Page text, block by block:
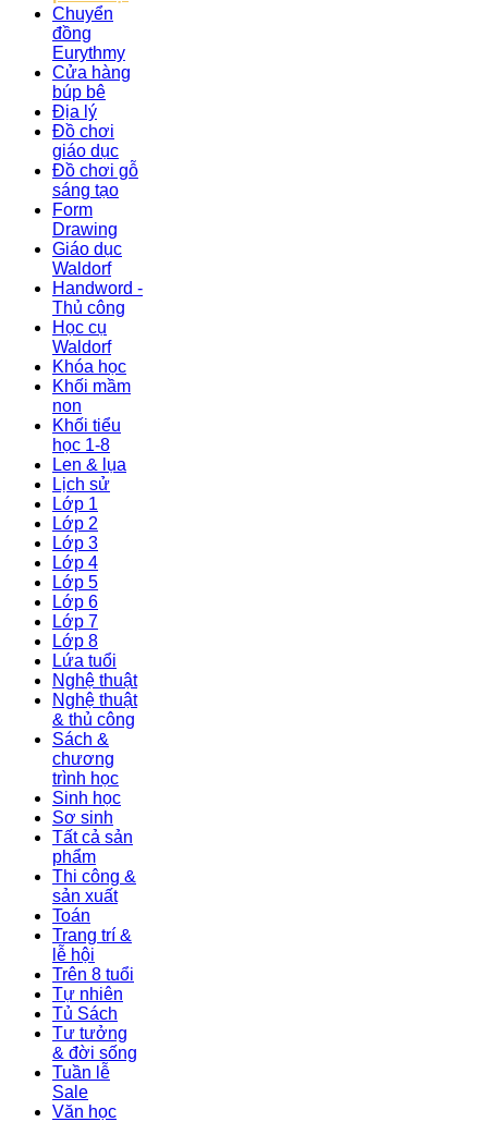
Chuyển
đồng
Eurythmy
Cửa hàng
búp bê
Địa lý
Đồ chơi
giáo dục
Đồ chơi gỗ
sáng tạo
Form
Drawing
Giáo dục
Waldorf
Handword -
Thủ công
Học cụ
Waldorf
Khóa học
Khối mầm
non
Khối tiểu
học 1-8
Len & lụa
Lịch sử
Lớp 1
Lớp 2
Lớp 3
Lớp 4
Lớp 5
Lớp 6
Lớp 7
Lớp 8
Lứa tuổi
Nghệ thuật
Nghệ thuật
& thủ công
Sách &
chương
trình học
Sinh học
Sơ sinh
Tất cả sản
phẩm
Thi công &
sản xuất
Toán
Trang trí &
lễ hội
Trên 8 tuổi
Tự nhiên
Tủ Sách
Tư tưởng
& đời sống
Tuần lễ
Sale
Văn học